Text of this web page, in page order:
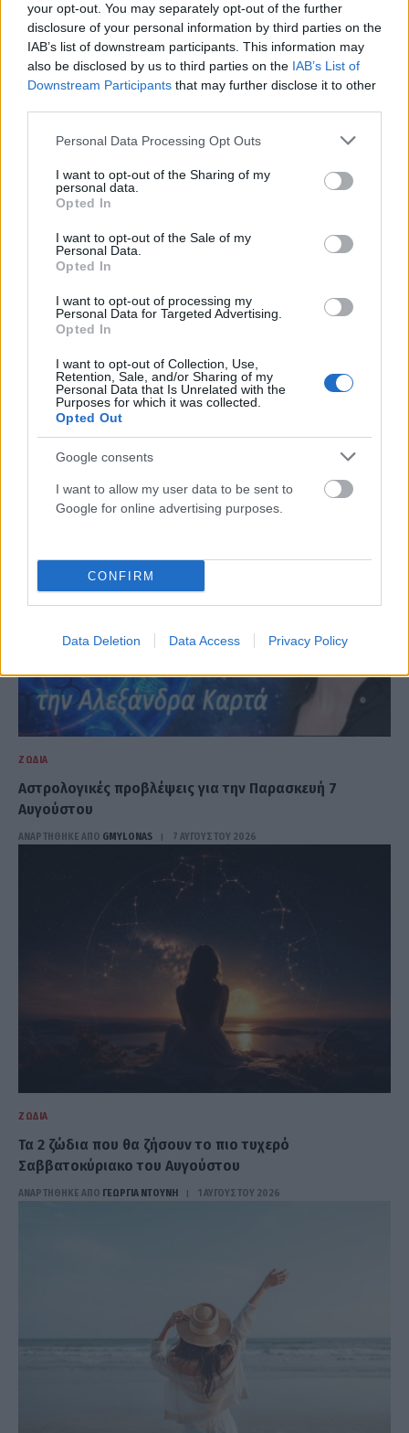
your opt-out. You may separately opt-out of the further
disclosure of your personal information by third parties on the
IAB’s list of downstream participants. This information may
also be disclosed by us to third parties on the IAB’s List of
Downstream Participants that may further disclose it to other
Please note that this website/app uses one or more Google
not limited to your visit or usage behaviour. You may click to
grant or deny consent to Google and its third-party tags to
use your data for below specified purposes in below Google
consent section.
Personal Data Processing Opt Outs
I want to opt-out of the Sharing of my
personal data.
Opted In
I want to opt-out of the Sale of my
Personal Data.
Opted In
I want to opt-out of processing my
Personal Data for Targeted Advertising.
Opted In
I want to opt-out of Collection, Use,
Retention, Sale, and/or Sharing of my
Personal Data that Is Unrelated with the
Purposes for which it was collected.
Opted Out
Google consents
I want to allow my user data to be sent to
Google for online advertising purposes.
CONFIRM
Data Deletion Data Access Privacy Policy
ΣΧΕΤΙΚΑΑΡΘΡΑ
8-9 Αυγούστου
ΖΏΔΙΑ
Αστρολογικές προβλέψεις για την Παρασκευή 7
Αυγούστου
ΑΝΑΡΤΗΘΗΚΕ ΑΠΟ GMYLONAS 7 ΑΥΓΟΎΣΤΟΥ 2026
ΖΏΔΙΑ
Τα 2 ζώδια που θα ζήσουν το πιο τυχερό
Σαββατοκύριακο του Αυγούστου
ΑΝΑΡΤΗΘΗΚΕ ΑΠΟ ΓΕΩΡΓΊΑ ΝΤΟΎΝΗ 1 ΑΥΓΟΎΣΤΟΥ 2026